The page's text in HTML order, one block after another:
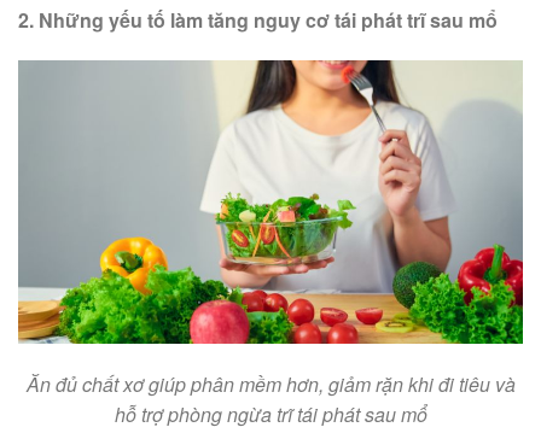
2. Những yếu tố làm tăng nguy cơ tái phát trĩ sau mổ
Ăn đủ chất xơ giúp phân mềm hơn, giảm rặn khi đi tiêu và
hỗ trợ phòng ngừa trĩ tái phát sau mổ